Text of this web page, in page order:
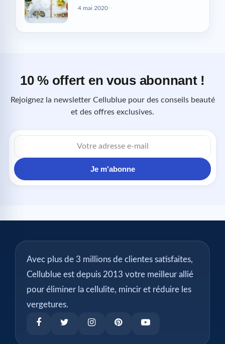
4 mai 2020
10 % offert en vous abonnant !
Rejoignez la newsletter Cellublue pour des conseils beauté
et des offres exclusives.
Adresse
e-
Je m'abonne
Avec plus de 3 millions de clientes satisfaites,
Cellublue est depuis 2013 votre meilleur allié
pour éliminer la cellulite, mincir et réduire les
vergetures.